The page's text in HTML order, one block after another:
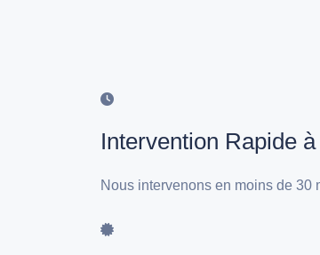
Intervention Rapide
Nous intervenons en moins de 30